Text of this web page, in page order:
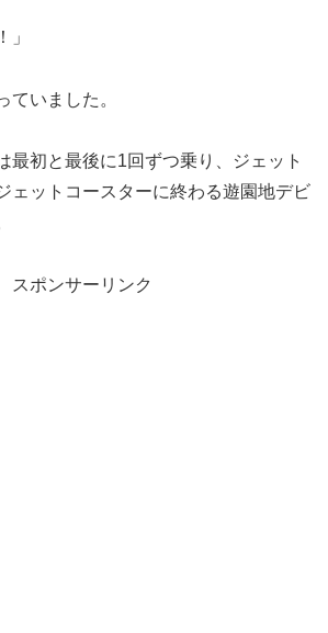
」
ていました。
最初と最後に1回ずつ乗り、ジェット
ェットコースターに終わる遊園地デビ
スポンサーリンク